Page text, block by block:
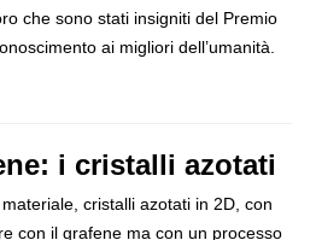
che sono stati insigniti del Premio
ai migliori dell’umanità.
i cristalli azotati
cristalli azotati in 2D, con
con il grafene ma con un processo